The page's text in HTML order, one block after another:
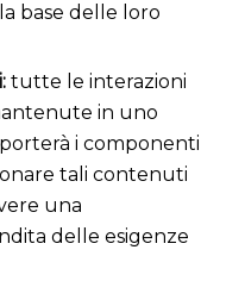
base delle loro
tutte le interazioni
in uno
i componenti
tali contenuti
una
delle esigenze